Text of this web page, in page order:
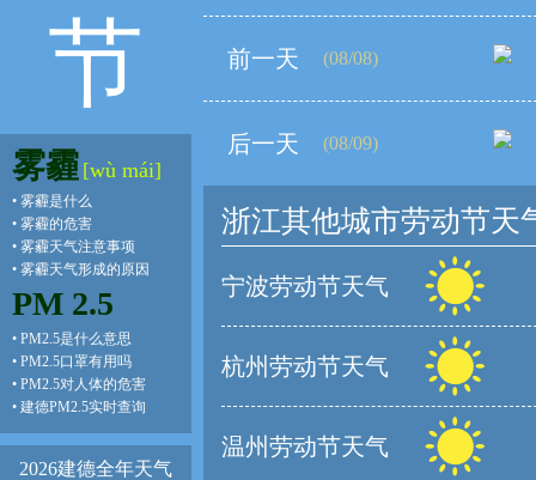
节
雾霾 [wù mái]
• 雾霾是什么
• 雾霾的危害
• 雾霾天气注意事项
• 雾霾天气形成的原因
PM 2.5
• PM2.5是什么意思
• PM2.5口罩有用吗
• PM2.5对人体的危害
• 建德PM2.5实时查询
2026建德全年天气
前一天 (08/08)
后一天 (08/09)
浙江其他城市劳动节天
宁波劳动节天气
杭州劳动节天气
温州劳动节天气